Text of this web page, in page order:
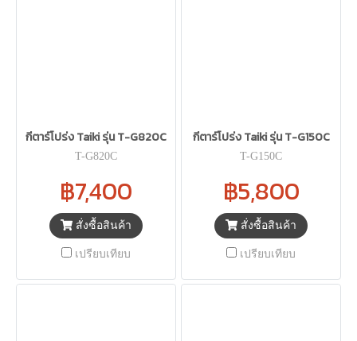
กีตาร์โปร่ง Taiki รุ่น T-G820C
T-G820C
฿7,400
สั่งซื้อสินค้า
เปรียบเทียบ
กีตาร์โปร่ง Taiki รุ่น T-G150C
T-G150C
฿5,800
สั่งซื้อสินค้า
เปรียบเทียบ